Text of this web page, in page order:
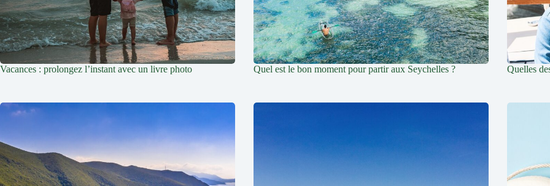
Vacances : prolongez l’instant avec un livre photo Quel est le bon moment pour partir aux Seychelles ? Quelles